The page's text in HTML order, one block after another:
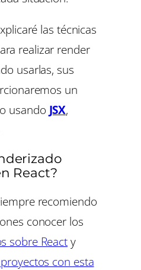
las técnicas
realizar render
usarlas, sus
un
usando JSX,
React?
recomiendo
conocer los
sobre Reacty
con esta